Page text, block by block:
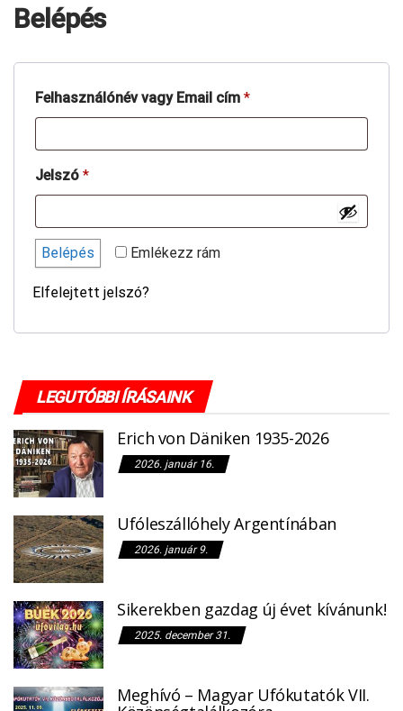
Belépés
Felhasználónév vagy Email cím *Kötelező
Jelszó *Kötelező
Emlékezz rám
Belépés
Elfelejtett jelszó?
LEGUTÓBBI ÍRÁSAINK
Erich von Däniken 1935-2026
2026. január 16.
Ufóleszállóhely Argentínában
2026. január 9.
Sikerekben gazdag új évet kívánunk!
2025. december 31.
Meghívó – Magyar Ufókutatók VII.